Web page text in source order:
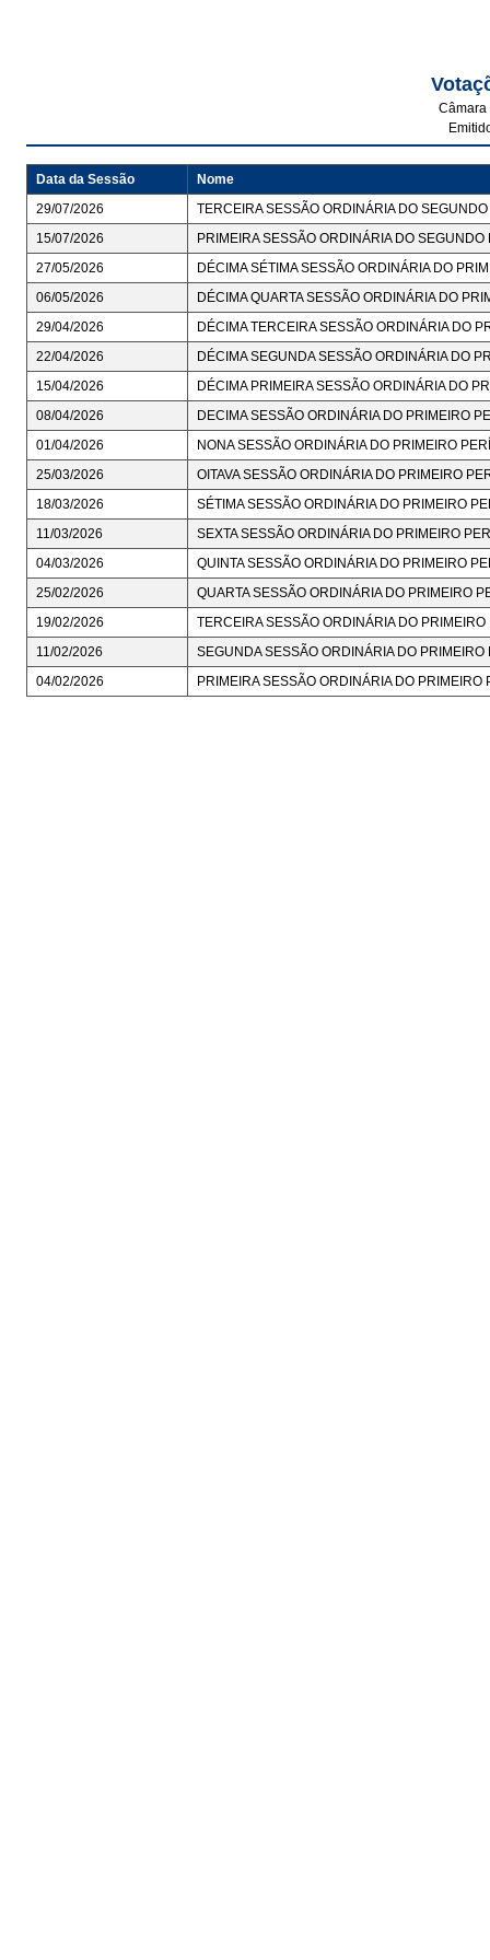
Câmara
Data da Sessão
Nome
29/07/2026
TERCEIRA SESSÃO ORDINÁRIA DO
15/07/2026
PRIMEIRA SESSÃO ORDINÁRIA DO
27/05/2026
DÉCIMA SÉTIMA SESSÃO ORDINÁRIA DO
06/05/2026
DÉCIMA QUARTA SESSÃO ORDINÁRIA DO
29/04/2026
DÉCIMA TERCEIRA SESSÃO ORDINÁRIA DO
22/04/2026
DÉCIMA SEGUNDA SESSÃO ORDINÁRIA DO
15/04/2026
DÉCIMA PRIMEIRA SESSÃO ORDINÁRIA DO
08/04/2026
DECIMA SESSÃO ORDINÁRIA DO PRIMEIRO
01/04/2026
NONA SESSÃO ORDINÁRIA DO PRIMEIRO
25/03/2026
OITAVA SESSÃO ORDINÁRIA DO PRIMEIRO
18/03/2026
SÉTIMA SESSÃO ORDINÁRIA DO PRIMEIRO
11/03/2026
SEXTA SESSÃO ORDINÁRIA DO PRIMEIRO
04/03/2026
QUINTA SESSÃO ORDINÁRIA DO PRIMEIRO
25/02/2026
QUARTA SESSÃO ORDINÁRIA DO PRIMEIRO
19/02/2026
TERCEIRA SESSÃO ORDINÁRIA DO
11/02/2026
SEGUNDA SESSÃO ORDINÁRIA DO
04/02/2026
PRIMEIRA SESSÃO ORDINÁRIA DO